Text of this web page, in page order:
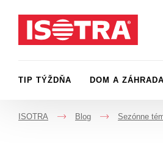
TIP TÝŽDŇA DOM A ZÁHRADA
ISOTRA
->
Blog
->
Sezónne